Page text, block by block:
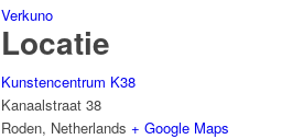
Verkuno
Locatie
Kunstencentrum K38
Kanaalstraat 38
Roden, Netherlands + Google Maps